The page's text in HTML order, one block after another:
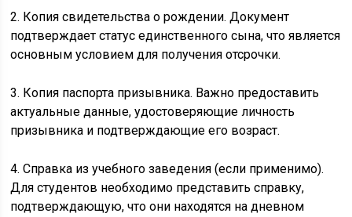
2. Копия свидетельства о рождении. Документ
подтверждает статус единственного сына, что является
основным условием для получения отсрочки.
3. Копия паспорта призывника. Важно предоставить
актуальные данные, удостоверяющие личность
призывника и подтверждающие его возраст.
4. Справка из учебного заведения (если применимо).
Для студентов необходимо представить справку,
подтверждающую, что они находятся на дневном